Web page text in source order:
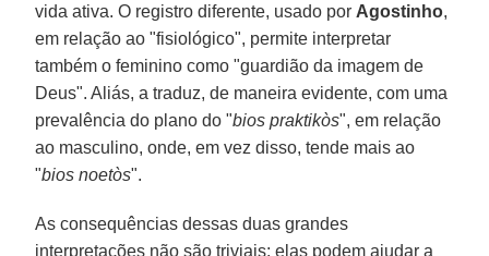
vida ativa. O registro diferente, usado por Agostinho,
em relação ao "fisiológico", permite interpretar
também o feminino como "guardião da imagem de
Deus". Aliás, a traduz, de maneira evidente, com uma
prevalência do plano do "bios praktikòs", em relação
ao masculino, onde, em vez disso, tende mais ao
"bios noetòs".
As consequências dessas duas grandes
interpretações não são triviais: elas podem ajudar a